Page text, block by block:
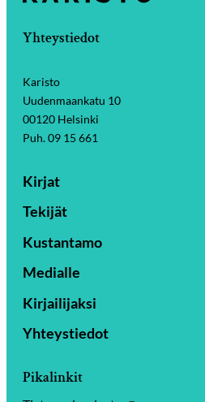
Yhteystiedot
Karisto
Uudenmaankatu 10
00120 Helsinki
Puh. 09 15 661
Kirjat
Tekijät
Kustantamo
Medialle
Kirjailijaksi
Yhteystiedot
Pikalinkit